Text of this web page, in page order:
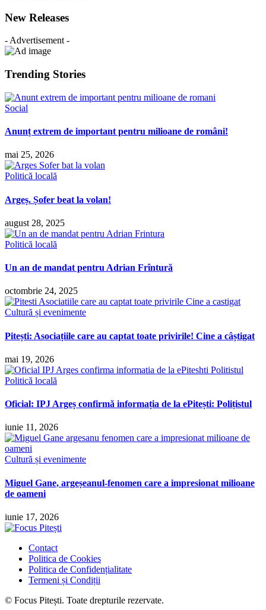
New Releases
- Advertisement -
Trending Stories
Social
Anunț extrem de important pentru milioane de români!
mai 25, 2026
Politică locală
Argeș. Șofer beat la volan!
august 28, 2025
Politică locală
Un an de mandat pentru Adrian Frîntură
octombrie 24, 2025
Cultură și evenimente
Pitești: Asociațiile care au captat toate privirile! Cine a câștigat
mai 19, 2026
Politică locală
Oficial: IPJ Argeș confirmă informația de la ePitești: Polițistul
iunie 11, 2026
Cultură și evenimente
Miguel Gane, argeșeanul-fenomen care a impresionat milioane
de oameni
iunie 17, 2026
Contact
Politica de Cookies
Politica de Confidențialitate
Termeni și Condiții
© Focus Pitești. Toate drepturile rezervate.